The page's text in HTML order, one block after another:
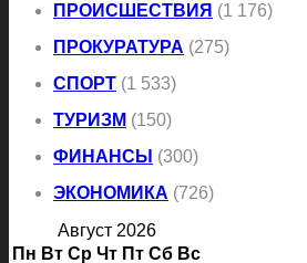
ПРОИСШЕСТВИЯ (1 176)
ПРОКУРАТУРА (275)
СПОРТ (1 533)
ТУРИЗМ (150)
ФИНАНСЫ (300)
ЭКОНОМИКА (726)
Август 2026
Пн Вт Ср Чт Пт Сб Вс